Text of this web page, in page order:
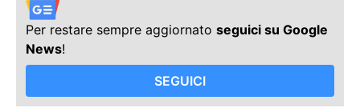
Per restare sempre aggiornato seguici su Google
News!
SEGUICI